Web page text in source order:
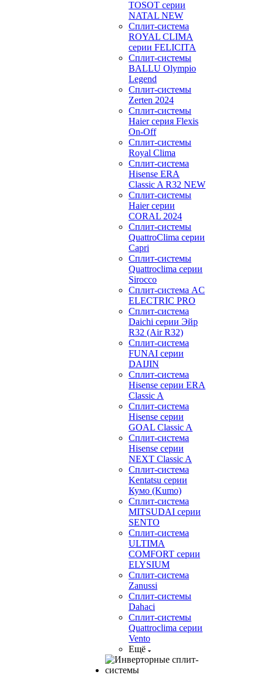
TOSOT серии
NATAL NEW
Сплит-система
ROYAL CLIMA
серии FELICITA
Сплит-системы
BALLU Olympio
Legend
Сплит-системы
Zerten 2024
Сплит-системы
Haier серия Flexis
On-Off
Сплит-системы
Royal Clima
Сплит-система
Hisense ERA
Classic A R32 NEW
Сплит-системы
Haier cерии
CORAL 2024
Сплит-системы
QuattroClima серии
Capri
Сплит-системы
Quattroclima серии
Sirocco
Сплит-система AC
ELECTRIC PRO
Сплит-система
Daichi серии Эйр
R32 (Air R32)
Сплит-система
FUNAI серии
DAIJIN
Сплит-система
Hisense серии ERA
Classic A
Сплит-система
Hisense серии
GOAL Classic A
Сплит-система
Hisense серии
NEXT Classic A
Сплит-система
Kentatsu серии
Кумо (Kumo)
Сплит-система
MITSUDAI серии
SENTO
Сплит-система
ULTIMA
COMFORT серии
ELYSIUM
Сплит-система
Zanussi
Сплит-системы
Dahaci
Сплит-системы
Quattroclima серии
Vento
Ещё